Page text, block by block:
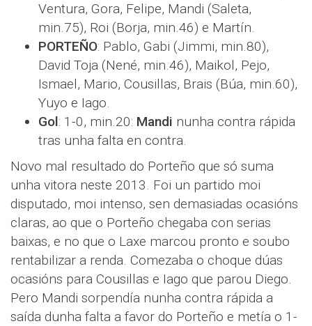
Ventura, Gora, Felipe, Mandi (Saleta,
min.75), Roi (Borja, min.46) e Martín.
PORTEÑO: Pablo, Gabi (Jimmi, min.80),
David Toja (Nené, min.46), Maikol, Pejo,
Ismael, Mario, Cousillas, Brais (Búa, min.60),
Yuyo e Iago.
Gol: 1-0, min.20: Mandi nunha contra rápida
tras unha falta en contra.
Novo mal resultado do Porteño que só suma
unha vitora neste 2013. Foi un partido moi
disputado, moi intenso, sen demasiadas ocasións
claras, ao que o Porteño chegaba con serias
baixas, e no que o Laxe marcou pronto e soubo
rentabilizar a renda. Comezaba o choque dúas
ocasións para Cousillas e Iago que parou Diego.
Pero Mandi sorpendía nunha contra rápida a
saída dunha falta a favor do Porteño e metía o 1-